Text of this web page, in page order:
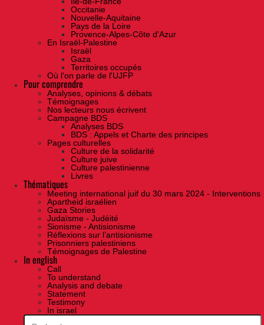
Occitanie
Nouvelle-Aquitaine
Pays de la Loire
Provence-Alpes-Côte d'Azur
En Israël-Palestine
Israël
Gaza
Territoires occupés
Où l'on parle de l'UJFP
Pour comprendre
Analyses, opinions & débats
Témoignages
Nos lecteurs nous écrivent
Campagne BDS
Analyses BDS
BDS : Appels et Charte des principes
Pages culturelles
Culture de la solidarité
Culture juive
Culture palestinienne
Livres
Thématiques
Meeting international juif du 30 mars 2024 - Interventions
Apartheid israélien
Gaza Stories
Judaïsme - Judéité
Sionisme - Antisionisme
Réflexions sur l’antisionisme
Prisonniers palestiniens
Témoignages de Palestine
In english
Call
To understand
Analysis and debate
Statement
Testimony
In israel